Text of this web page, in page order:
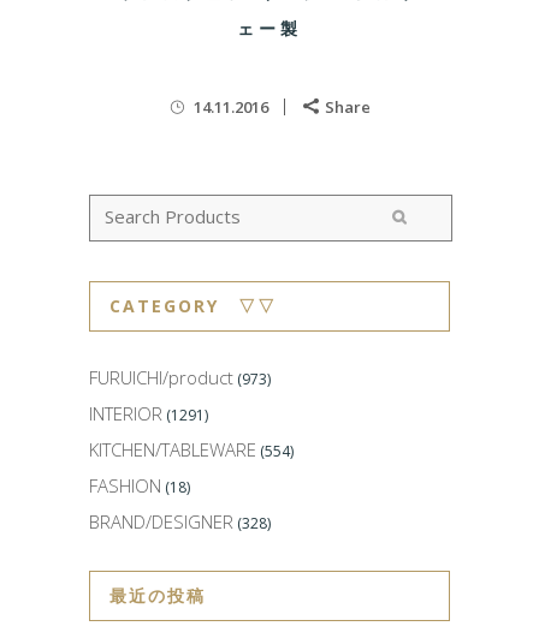
ェー製
14.11.2016 Share
CATEGORY ▽▽
FURUICHI/product (973)
INTERIOR (1291)
KITCHEN/TABLEWARE (554)
FASHION (18)
BRAND/DESIGNER (328)
最近の投稿